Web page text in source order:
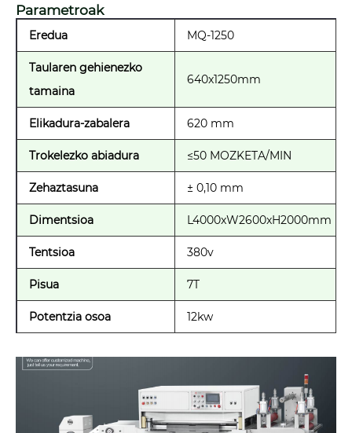
Parametroak
Eredua MQ-1250
Taularen gehienezko
tamaina
640x1250mm
Elikadura-zabalera 620 mm
Trokelezko abiadura ≤50 MOZKETA/MIN
Zehaztasuna ± 0,10 mm
Dimentsioa L4000xW2600xH2000mm
Tentsioa 380v
Pisua 7T
Potentzia osoa 12kw